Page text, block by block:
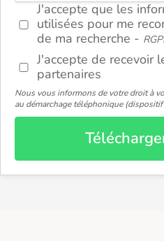
J'accepte que les
utilisées pour me
de ma recherche -
J'accepte de recevoir
partenaires
Nous vous informons de votre droit à
au démarchage téléphonique (dispositif